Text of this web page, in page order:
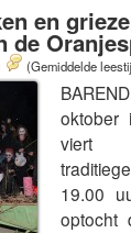
en
de
(Gemiddelde
oktober
viert
19.00
optocht